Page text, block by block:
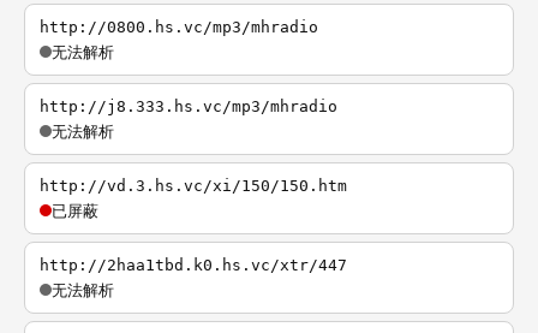
http://0800.hs.vc/mp3/mhradio
无法解析
http://j8.333.hs.vc/mp3/mhradio
无法解析
http://vd.3.hs.vc/xi/150/150.htm
已屏蔽
http://2haa1tbd.k0.hs.vc/xtr/447
无法解析